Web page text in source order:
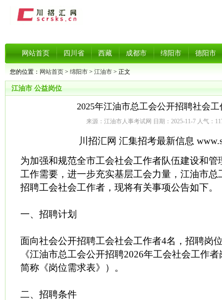
网站首页 四川省 西藏 成都市 绵阳市 德阳市
您的位置： 网站首页 > 绵阳市 > 江油市 > 正文
江油市 公益岗位
2025年江油市总工会公开招聘社会
来源：江油市人事考试网 日期：2025-11-7 人气：
川招汇网 汇集招考最新信息
为加强和规范全市工会社会工作者队伍建设和管
工作需要，进一步充实基层工会力量，江油市总
招聘工会社会工作者，现将有关事项公告如下。
一、招聘计划
面向社会公开招聘工会社会工作者4名，招聘岗
《江油市总工会公开招聘2026年工会社会工作
简称《岗位需求表》）。
二、招聘条件